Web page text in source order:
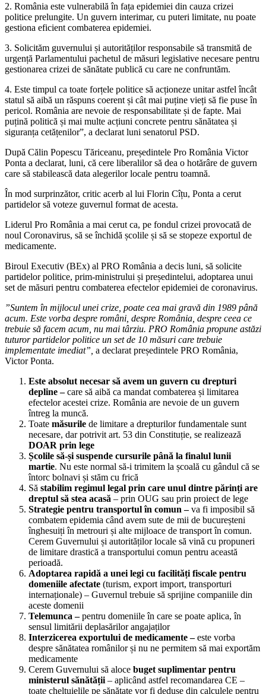
2. România este vulnerabilă în fața epidemiei din cauza crizei
politice prelungite. Un guvern interimar, cu puteri limitate, nu poate
gestiona eficient combaterea epidemiei.
3. Solicităm guvernului și autorităților responsabile să transmită de
urgență Parlamentului pachetul de măsuri legislative necesare pentru
gestionarea crizei de sănătate publică cu care ne confruntăm.
4. Este timpul ca toate forțele politice să acționeze unitar astfel încât
statul să aibă un răspuns coerent și cât mai puține vieți să fie puse în
pericol. România are nevoie de responsabilitate și de fapte. Mai
puțină politică și mai multe acțiuni concrete pentru sănătatea și
siguranța cetățenilor”, a declarat luni senatorul PSD.
După Călin Popescu Tăriceanu, președintele Pro România Victor
Ponta a declarat, luni, că cere liberalilor să dea o hotărâre de guvern
care să stabilească data alegerilor locale pentru toamnă.
În mod surprinzător, critic acerb al lui Florin Cîțu, Ponta a cerut
partidelor să voteze guvernul format de acesta.
Liderul Pro România a mai cerut ca, pe fondul crizei provocată de
noul Coronavirus, să se închidă școlile și să se stopeze exportul de
medicamente.
Biroul Executiv (BEx) al PRO România a decis luni, să solicite
partidelor politice, prim-ministrului și președintelui, adoptarea unui
set de măsuri pentru combaterea efectelor epidemiei de coronavirus.
”Suntem în mijlocul unei crize, poate cea mai gravă din 1989 până
acum. Este vorba despre români, despre România, despre ceea ce
trebuie să facem acum, nu mai târziu. PRO România propune astăzi
tuturor partidelor politice un set de 10 măsuri care trebuie
implementate imediat”, a declarat președintele PRO România,
Victor Ponta.
Este absolut necesar să avem un guvern cu drepturi
depline –care să aibă ca mandat combaterea și limitarea
efectelor acestei crize. România are nevoie de un guvern
întreg la muncă.
Toate măsurile de limitare a drepturilor fundamentale sunt
necesare, dar potrivit art. 53 din Constituție, se realizează
DOAR prin lege
Școlile să-și suspende cursurile până la finalul lunii
martie. Nu este normal să-i trimitem la școală cu gândul că se
întorc bolnavi și stăm cu frică
Să stabilim regimul legal prin care unul dintre părinți are
dreptul să stea acasă – prin OUG sau prin proiect de lege
Strategie pentru transportul în comun –va fi imposibil să
combatem epidemia când avem sute de mii de bucureșteni
înghesuiți în metrouri și alte mijloace de transport în comun.
Cerem Guvernului și autorităților locale să vină cu propuneri
de limitare drastică a transportului comun pentru această
perioadă.
Adoptarea rapidă a unei legi cu facilități fiscale pentru
domeniile afectate (turism, export import, transporturi
internaționale) – Guvernul trebuie să sprijine companiile din
aceste domenii
Telemunca –pentru domeniile în care se poate aplica, în
sensul limitării deplasărilor angajaților
Interzicerea exportului de medicamente –este vorba
despre sănătatea românilor și nu ne permitem să mai exportăm
medicamente
Cerem Guvernului să aloce buget suplimentar pentru
ministerul sănătății – aplicând astfel recomandarea CE –
toate cheltuielile pe sănătate vor fi deduse din calculele pentru